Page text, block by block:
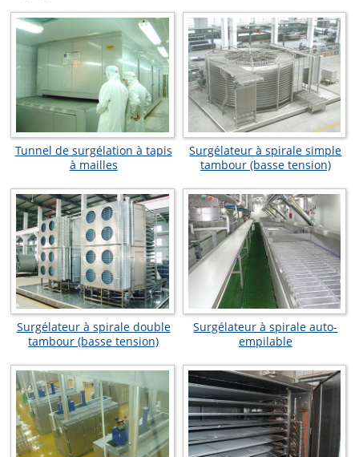
Tunnel de surgélation à tapis
à mailles
Surgélateur à spirale simple
tambour (basse tension)
Surgélateur à spirale double
tambour (basse tension)
Surgélateur à spirale auto-
empilable